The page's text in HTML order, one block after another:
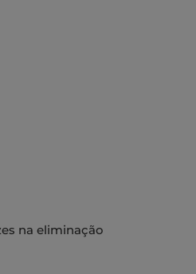
na eliminação
formato roll-on,